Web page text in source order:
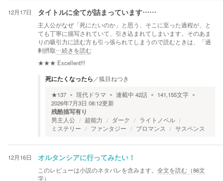
12月17日 タイトルに全てが詰まっています……
主人公がなぜ「死にたいのか」と思う、そこに至った過程が、と
ても丁寧に描写されていて、引き込まれてしまいます。そのあま
りの吸引力に読む方も引っ張られてしまうので読むときは、「過
剰摂取…続きを読む
★★★ Excellent!!!
死にたくなったら ／狐目ねつき
★137 現代ドラマ 連載中 42話 141,155文字
2026年7月3日 08:12更新
残酷描写有り
男主人公 超能力 ダーク
ライトノベル
ミステリー
ファンタジー ブロマンス サスペンス
12月16日 オルタンシアに行ってみたい！
このレビューは小説のネタバレを含みます。 全文を読む（86文
字）